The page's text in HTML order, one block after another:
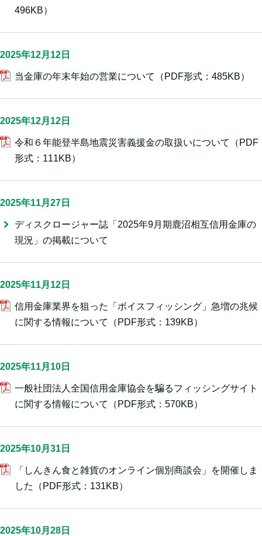
496KB）
2025年12月12日
当金庫の年末年始の営業について （PDF形式：485KB）
2025年12月12日
令和６年能登半島地震災害義援金の取扱いについて
（PDF
形式：111KB）
2025年11月27日
ディスクロージャー誌「2025年9月期鹿沼相互信用金庫の
現況」の掲載について
2025年11月12日
信用金庫業界を狙った「ボイスフィッシング」急増の兆候
に関する情報について
（PDF形式：139KB）
2025年11月10日
一般社団法人全国信用金庫協会を騙るフィッシングサイト
に関する情報について
（PDF形式：570KB）
2025年10月31日
「しんきん食と雑貨のオンライン個別商談会」を開催しま
した
（PDF形式：131KB）
2025年10月28日